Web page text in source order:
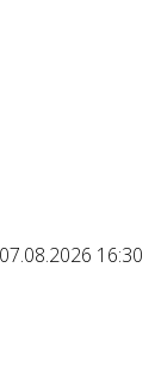
07.08.2026 16:30